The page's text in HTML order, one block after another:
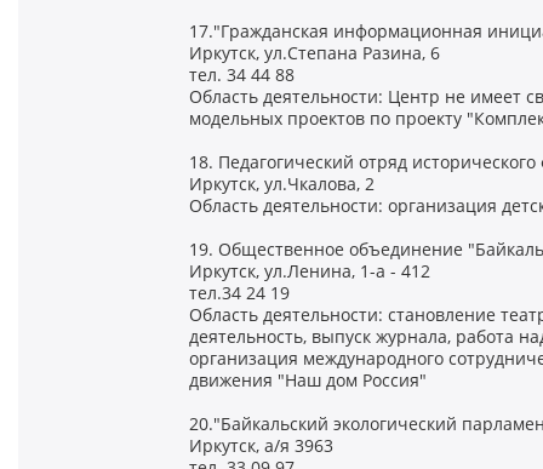
17."Гражданская информационная
Иркутск, ул.Степана Разина, 6
тел. 34 44 88
Область деятельности: Центр не имеет
модельных проектов по проекту
18. Педагогический отряд
Иркутск, ул.Чкалова, 2
Область деятельности: организация
19. Общественное объединение
Иркутск, ул.Ленина, 1-а - 412
тел.34 24 19
Область деятельности: становление
деятельность, выпуск журнала, работа
организация международного
движения "Наш дом Россия"
20."Байкальский экологический
Иркутск, а/я 3963